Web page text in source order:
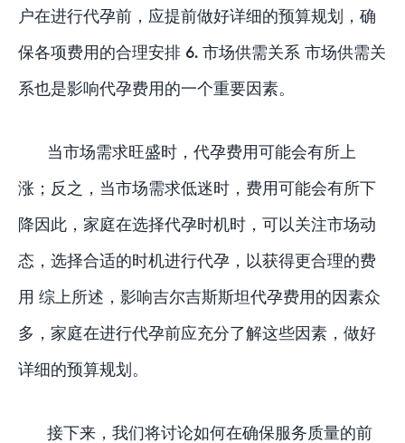
户在进行代孕前，应提前做好详细的预算规划，确
保各项费用的合理安排 6. 市场供需关系 市场供需关
系也是影响代孕费用的一个重要因素。
当市场需求旺盛时，代孕费用可能会有所上
涨；反之，当市场需求低迷时，费用可能会有所下
降因此，家庭在选择代孕时机时，可以关注市场动
态，选择合适的时机进行代孕，以获得更合理的费
用 综上所述，影响吉尔吉斯斯坦代孕费用的因素众
多，家庭在进行代孕前应充分了解这些因素，做好
详细的预算规划。
接下来，我们将讨论如何在确保服务质量的前